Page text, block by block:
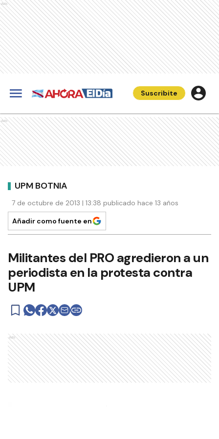
Ads
Suscribite
Ads
UPM BOTNIA
7 de octubre de 2013 | 13:38 publicado hace 13 años
Añadir como fuente en
Militantes del PRO agredieron a un
periodista en la protesta contra
UPM
Ads